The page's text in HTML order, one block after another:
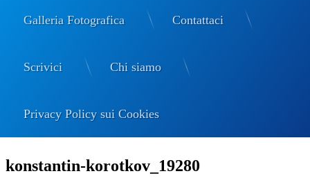
al
contenuto
Galleria Fotografica Contattaci
Scrivici Chi siamo
Privacy Policy sui Cookies
konstantin-korotkov_19280